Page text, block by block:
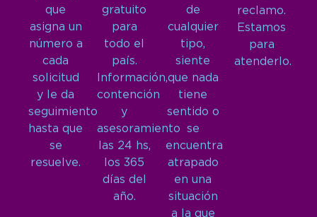
que
asigna un
número a
cada
solicitud
y le da
seguimiento
hasta que
se
resuelve.
gratuito
para
todo el
país.
Información,
contención
y
asesoramiento
las 24 hs,
los 365
días del
año.
de
cualquier
tipo,
siente
que nada
tiene
sentido o
se
encuentra
atrapado
en una
situación
a la que
reclamo.
Estamos
para
atenderlo.